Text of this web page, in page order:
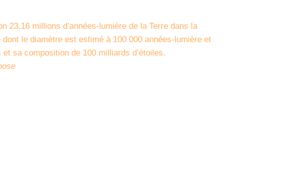
23,16 millions d’années-lumière de la Terre dans la
le diamètre est estimé à 100 000 années-lumière et
sa composition de 100 milliards d’étoiles.